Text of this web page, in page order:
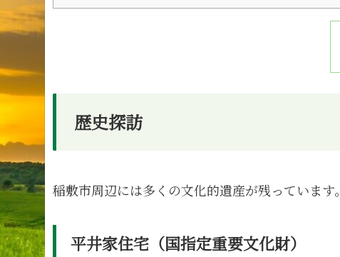
歴史探訪
稲敷市周辺には多くの文化的遺産が残っていま
平井家住宅（国指定重要文化財）